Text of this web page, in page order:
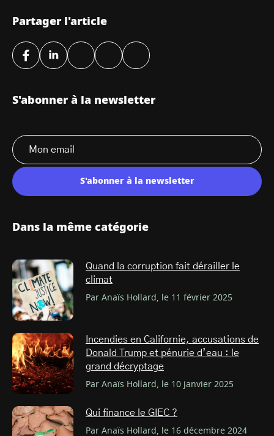
Partager l'article
S'abonner à la newsletter
S'abonner à la newsletter
Dans la même catégorie
Quand la corruption fait dérailler le
climat
Par Anaïs Hollard, le 11 février 2025
Incendies en Californie, accusations de
Donald Trump et pénurie d’eau : le
grand décryptage
Par Anaïs Hollard, le 10 janvier 2025
Qui finance le GIEC ?
Par Anaïs Hollard, le 16 décembre 2024